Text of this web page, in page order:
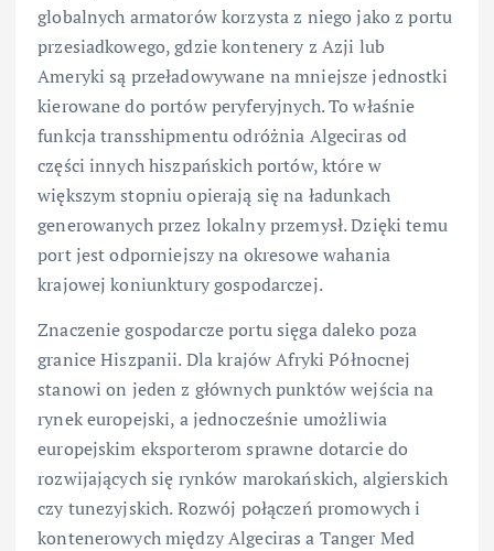
globalnych armatorów korzysta z niego jako z portu
przesiadkowego, gdzie kontenery z Azji lub
Ameryki są przeładowywane na mniejsze jednostki
kierowane do portów peryferyjnych. To właśnie
funkcja transshipmentu odróżnia Algeciras od
części innych hiszpańskich portów, które w
większym stopniu opierają się na ładunkach
generowanych przez lokalny przemysł. Dzięki temu
port jest odporniejszy na okresowe wahania
krajowej koniunktury gospodarczej.
Znaczenie gospodarcze portu sięga daleko poza
granice Hiszpanii. Dla krajów Afryki Północnej
stanowi on jeden z głównych punktów wejścia na
rynek europejski, a jednocześnie umożliwia
europejskim eksporterom sprawne dotarcie do
rozwijających się rynków marokańskich, algierskich
czy tunezyjskich. Rozwój połączeń promowych i
kontenerowych między Algeciras a Tanger Med